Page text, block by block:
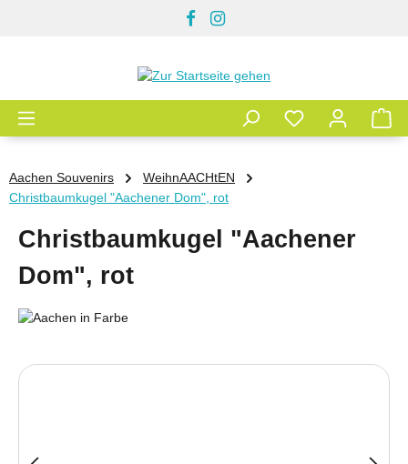
Aachen Souvenirs
WeihnAACHtEN
Christbaumkugel "Aachener Dom", rot
Christbaumkugel "Aachener
Dom", rot
Bildergalerie überspringen